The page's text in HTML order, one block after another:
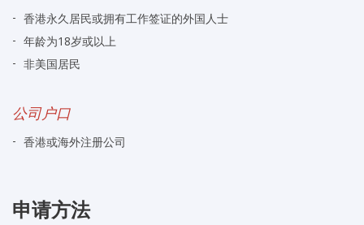
产品
交易平台
研究报告
联络我们
香港永久居民或拥有工作签证的外国人士
年龄为18岁或以上
非美国居民
公司户口
香港或海外注册公司
申请方法